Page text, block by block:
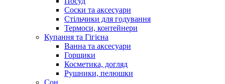
Соски та аксесуари
Стільчики для годування
Термоси, контейнери
Купання та Гігієна
Ванна та аксесуари
Горщики
Косметика, догляд
Рушники, пелюшки
Сон